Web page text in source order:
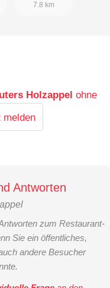
7.8 km
Holzappel ohne
melden
Antworten
zum Restaurant-
Sie ein öffentliches,
andere Besucher